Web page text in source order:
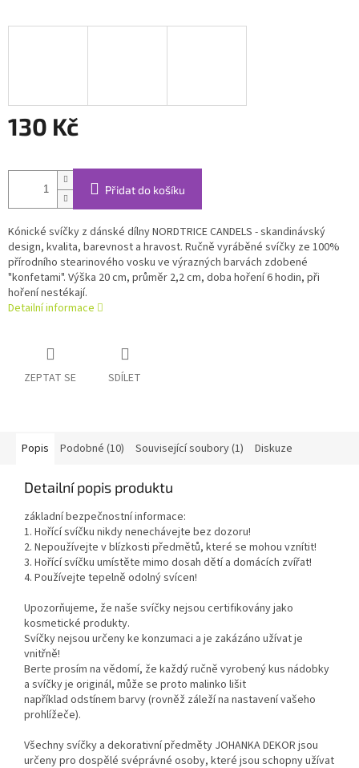
130 Kč
cena:
Přidat do košíku
Kónické svíčky z dánské dílny NORDTRICE CANDELS - skandinávský
design, kvalita, barevnost a hravost. Ručně vyráběné svíčky ze 100%
přírodního stearinového vosku ve výrazných barvách zdobené
"konfetami". Výška 20 cm, průměr 2,2 cm, doba hoření 6 hodin, při
hoření nestékají.
Detailní informace
ZEPTAT SE SDÍLET
Popis Podobné (10) Související soubory (1) Diskuze
Detailní popis produktu
základní bezpečnostní informace:
1. Hořící svíčku nikdy nenechávejte bez dozoru!
2. Nepoužívejte v blízkosti předmětů, které se mohou vznítit!
3. Hořící svíčku umístěte mimo dosah dětí a domácích zvířat!
4. Používejte tepelně odolný svícen!
Upozorňujeme, že naše svíčky nejsou certifikovány jako
kosmetické produkty.
Svíčky nejsou určeny ke konzumaci a je zakázáno užívat je
vnitřně!
Berte prosím na vědomí, že každý ručně vyrobený kus nádobky
a svíčky je originál, může se proto malinko lišit
například odstínem barvy (rovněž záleží na nastavení vašeho
prohlížeče).
Všechny svíčky a dekorativní předměty JOHANKA DEKOR jsou
určeny pro dospělé svéprávné osoby, které jsou schopny užívat